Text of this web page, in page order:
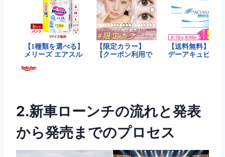
2.新車ローンチの流れと発表
から発売までのプロセス